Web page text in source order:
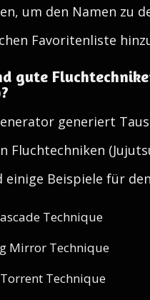
um den Namen zu
Favoritenliste
gute
generiert
Fluchtechniken
einige Beispiele für
Technique
Mirror Technique
Technique